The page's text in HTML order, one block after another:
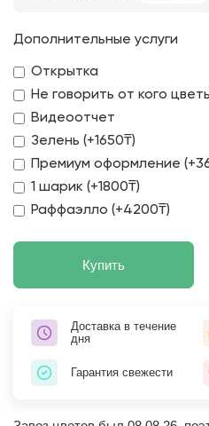
Дополнительные услуги
Открытка
Не говорить от кого
Видеоотчет
Зелень (+1650₸)
Премиум оформление
1 шарик (+1800₸)
Раффаэлло (+4200₸)
Купить
Доставка в течение
дня
Гарантия свежести